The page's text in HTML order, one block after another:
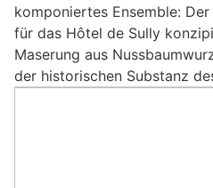
komponiertes Ensemble: Der
für das Hôtel de Sully
Maserung aus
der historischen Substanz